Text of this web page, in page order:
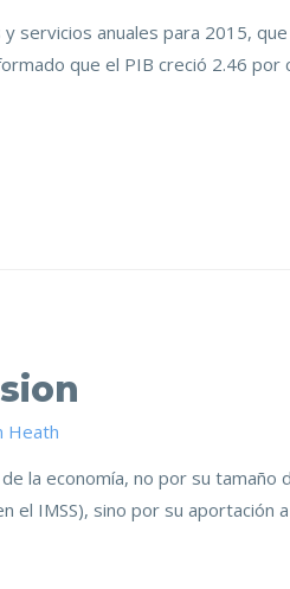
servicios anuales para 2015,
que el PIB creció 2.46
Heath
la economía, no por su
IMSS), sino por su aportación